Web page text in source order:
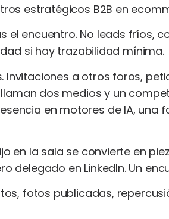
estratégicos B2B en
encuentro. No leads fríos,
si hay trazabilidad mínima.
a otros foros,
dos medios y un
en motores de IA, una
en la sala se convierte en
delegado en LinkedIn. Un
fotos publicadas,